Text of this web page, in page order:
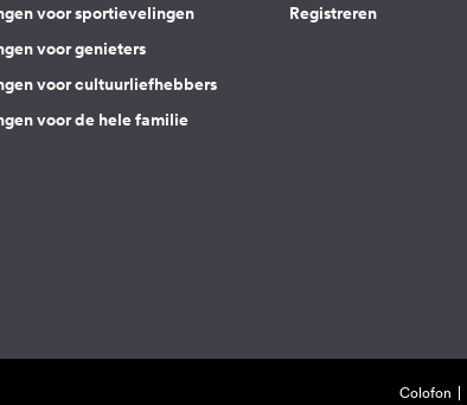
voor sportievelingen
voor genieters
voor cultuurliefhebbers
voor de hele familie
Registreren
Colofon